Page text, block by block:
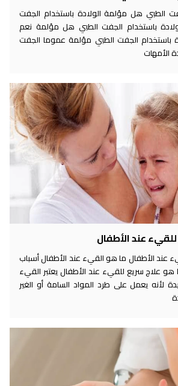
الطبي هل مؤلمة الولادة باستخدام الجفت
باستخدام الجفت الطبي هل مؤلمة نعم
باستخدام الجفت الطبي مؤلمة عموما الجفت
الأمهات
عند الأطفال
عند الأطفال ما هو القيء عند الأطفال أسباب
هو علاج سريع للقيء عند الأطفال يعتبر القيء
لأنه يعمل على طرد المواد السامة أو الغير